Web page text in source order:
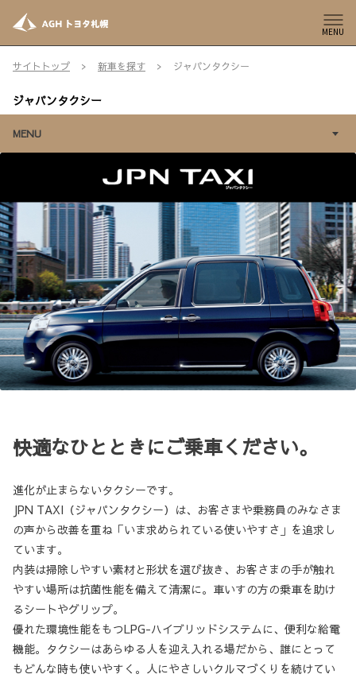
MENU
サイトトップ 新車を探す ジャパンタクシー
ジャパンタクシー
MENU
快適なひとときにご乗車ください。
進化が止まらないタクシーです。
JPN TAXI（ジャパンタクシー）は、お客さまや乗務員のみなさま
の声から改善を重ね「いま求められている使いやすさ」を追求し
ています。
内装は掃除しやすい素材と形状を選び抜き、お客さまの手が触れ
やすい場所は抗菌性能を備えて清潔に。車いすの方の乗車を助け
るシートやグリップ。
優れた環境性能をもつLPG-ハイブリッドシステムに、便利な給電
機能。タクシーはあらゆる人を迎え入れる場だから、誰にとって
もどんな時も使いやすく。人にやさしいクルマづくりを続けてい